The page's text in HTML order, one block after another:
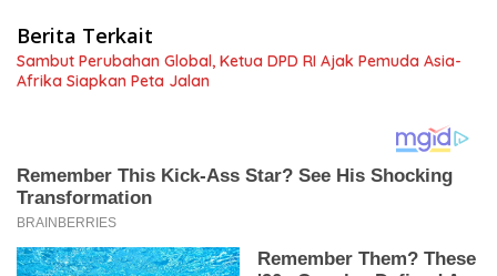
Berita Terkait
Sambut Perubahan Global, Ketua DPD RI Ajak Pemuda Asia-
Afrika Siapkan Peta Jalan